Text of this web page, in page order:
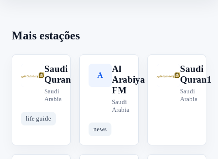
Mais estações
S
Saudi
Quran
Saudi
Arabia
life guide
A
Al
Arabiya
FM
Saudi
Arabia
news
S
Saudi
Quran1
Saudi
Arabia